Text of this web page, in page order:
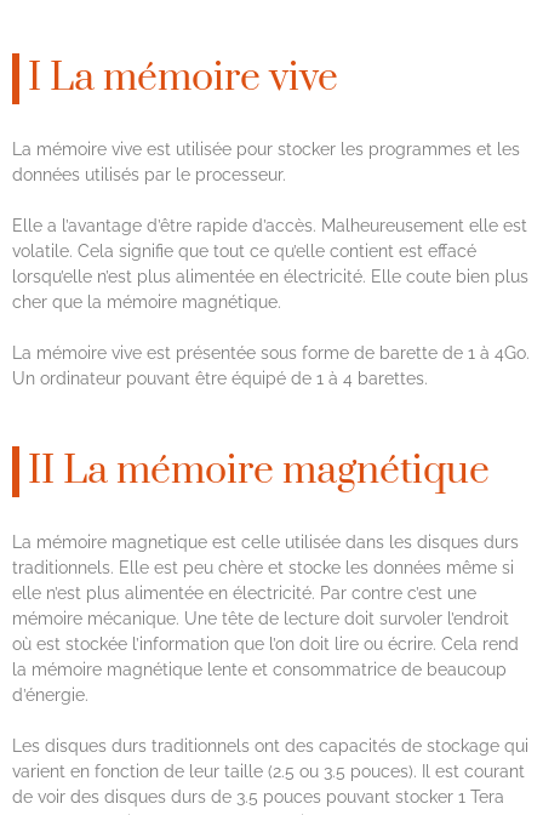
I La mémoire vive
La mémoire vive est utilisée pour stocker les programmes et les
données utilisés par le processeur.
Elle a l’avantage d’être rapide d’accès. Malheureusement elle est
volatile. Cela signifie que tout ce qu’elle contient est effacé
lorsqu’elle n’est plus alimentée en électricité. Elle coute bien plus
cher que la mémoire magnétique.
La mémoire vive est présentée sous forme de barette de 1 à 4Go.
Un ordinateur pouvant être équipé de 1 à 4 barettes.
II La mémoire magnétique
La mémoire magnetique est celle utilisée dans les disques durs
traditionnels. Elle est peu chère et stocke les données même si
elle n’est plus alimentée en électricité. Par contre c’est une
mémoire mécanique. Une tête de lecture doit survoler l’endroit
où est stockée l’information que l’on doit lire ou écrire. Cela rend
la mémoire magnétique lente et consommatrice de beaucoup
d’énergie.
Les disques durs traditionnels ont des capacités de stockage qui
varient en fonction de leur taille (2.5 ou 3.5 pouces). Il est courant
de voir des disques durs de 3.5 pouces pouvant stocker 1 Tera